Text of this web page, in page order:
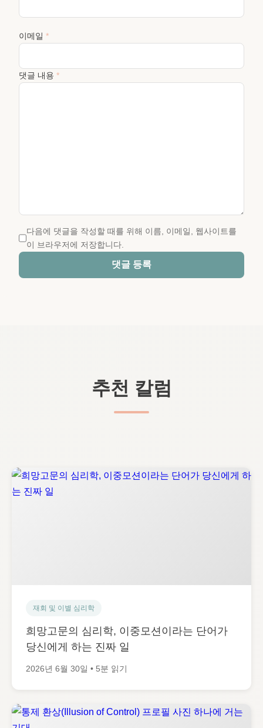
이메일 *
댓글 내용 *
다음에 댓글을 작성할 때를 위해 이름, 이메일, 웹사이트를
이 브라우저에 저장합니다.
댓글 등록
추천 칼럼
재회 및 이별 심리학
희망고문의 심리학, 이중모션이라는 단어가
당신에게 하는 진짜 일
2026년 6월 30일 • 5분 읽기